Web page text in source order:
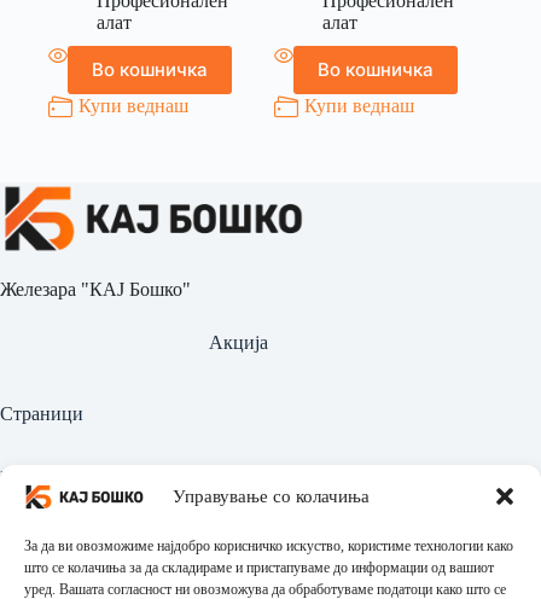
Управување со колачиња
За да ви овозможиме најдобро корисничко искуство, користиме технологии како
што се колачиња за да складираме и пристапуваме до информации од вашиот
уред. Вашата согласност ни овозможува да обработуваме податоци како што се
алат
Во кошничка
Купи веднаш
алат
Во кошничка
Купи веднаш
Железара "КАЈ Бошко"
Акција
Страници
Најава
Производи